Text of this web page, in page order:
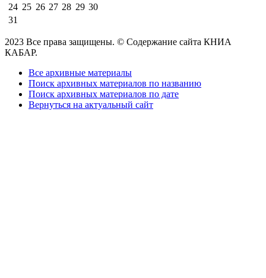
24 25 26 27 28 29 30
31
2023 Все права защищены. © Содержание сайта КНИА
КАБАР.
Все архивные материалы
Поиск архивных материалов по названию
Поиск архивных материалов по дате
Вернуться на актуальный сайт